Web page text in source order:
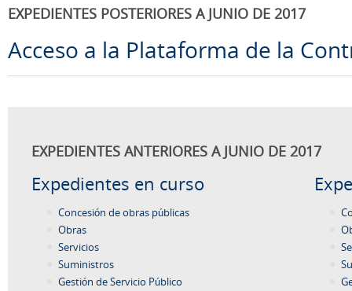
EXPEDIENTES POSTERIORES A JUNIO DE 2017
Acceso a la Plataforma de la
EXPEDIENTES ANTERIORES A JUNIO DE 2017
Expedientes en curso
Concesión de obras públicas
Obras
Servicios
Suministros
Gestión de Servicio Público